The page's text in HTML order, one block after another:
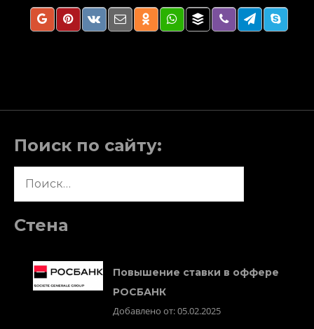
Поиск по сайту:
Стена
Повышение ставки в оффере
РОСБАНК
Добавлено от: 05.02.2025